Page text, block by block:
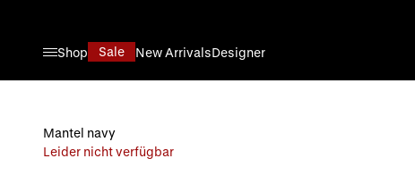
Shop
Sale New ArrivalsDesigner
Mantel navy
Leider nicht verfügbar